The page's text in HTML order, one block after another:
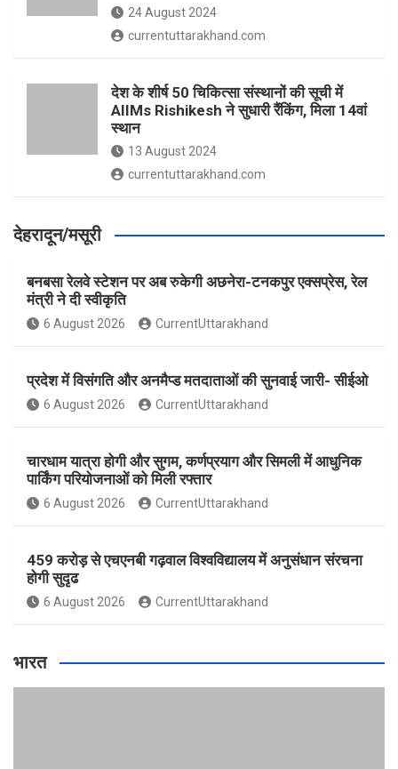
24 August 2024
currentuttarakhand.com
देश के शीर्ष 50 चिकित्सा संस्थानों की सूची में
AIIMs Rishikesh ने सुधारी रैंकिंग, मिला 14वां
स्थान
13 August 2024
currentuttarakhand.com
देहरादून/मसूरी
बनबसा रेलवे स्टेशन पर अब रुकेगी अछनेरा-टनकपुर एक्सप्रेस, रेल
मंत्री ने दी स्वीकृति
6 August 2026 CurrentUttarakhand
प्रदेश में विसंगति और अनमैप्ड मतदाताओं की सुनवाई जारी- सीईओ
6 August 2026 CurrentUttarakhand
चारधाम यात्रा होगी और सुगम, कर्णप्रयाग और सिमली में आधुनिक
पार्किंग परियोजनाओं को मिली रफ्तार
6 August 2026 CurrentUttarakhand
459 करोड़ से एचएनबी गढ़वाल विश्वविद्यालय में अनुसंधान संरचना
होगी सुदृढ
6 August 2026 CurrentUttarakhand
भारत